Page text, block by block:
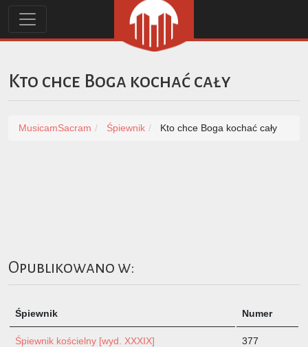
Kto chce Boga kochać cały
MusicamSacram Śpiewnik Kto chce Boga kochać cały
Opublikowano w:
Śpiewnik Numer
Śpiewnik kościelny [wyd. XXXIX] 377